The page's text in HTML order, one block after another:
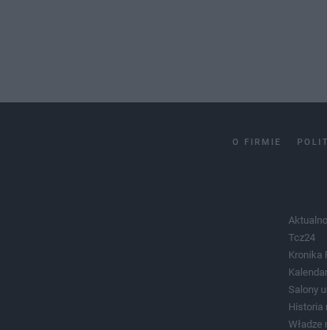
O FIRMIE
Tcz24
Kronika
Salony
Historia
Władze